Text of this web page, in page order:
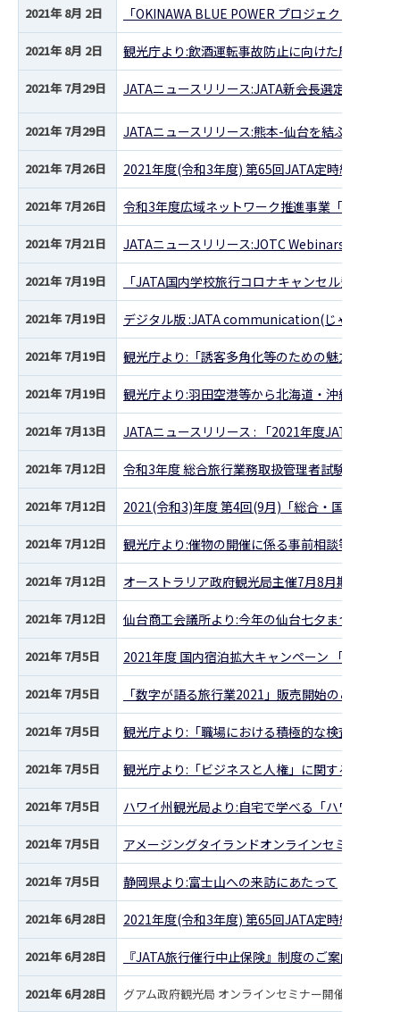
2021年 8月 2日 「OKINAWA BLUE POWER プロジェクト」のご
2021年 8月 2日 観光庁より:飲酒運転事故防止に向けた周知につ
2021年 7月29日 JATAニュースリリース:JATA新会長選定について
2021年 7月29日 JATAニュースリリース:熊本-仙台を結ぶ 「震災
2021年 7月26日 2021年度(令和3年度) 第65回JATA定時総会報告
2021年 7月26日 令和3年度広域ネットワーク推進事業「東北農
2021年 7月21日 JATAニュースリリース:JOTC Webinars 2021
2021年 7月19日 「JATA国内学校旅行コロナキャンセル費用保険
2021年 7月19日 デジタル版 :JATA communication(じゃたこみ
2021年 7月19日 観光庁より:「誘客多角化等のための魅力的な滞
2021年 7月19日 観光庁より:羽田空港等から北海道・沖縄(久米
2021年 7月13日 JATAニュースリリース : 「2021年度JATA会長表
2021年 7月12日 令和3年度 総合旅行業務取扱管理者試験 受験案内
2021年 7月12日 2021(令和3)年度 第4回(9月)「総合・国内旅程管
2021年 7月12日 観光庁より:催物の開催に係る事前相談等の際の
2021年 7月12日 オーストラリア政府観光局主催7月8月期オージ
2021年 7月12日 仙台商工会議所より:今年の仙台七夕まつりの開
2021年 7月5日 2021年度 国内宿泊拡大キャンペーン 「笑う旅
2021年 7月5日 「数字が語る旅行業2021」販売開始のご案内
2021年 7月5日 観光庁より:「職場における積極的な検査等の実
2021年 7月5日 観光庁より:「ビジネスと人権」に関する行動計
2021年 7月5日 ハワイ州観光局より:自宅で学べる「ハワイ通信
2021年 7月5日 アメージングタイランドオンラインセミナー開
2021年 7月5日 静岡県より:富士山への来訪にあたって
2021年 6月28日 2021年度(令和3年度) 第65回JATA定時総会報告
2021年 6月28日 『JATA旅行催行中止保険』制度のご案内(会員限
2021年 6月28日 グアム政府観光局 オンラインセミナー開催のお知